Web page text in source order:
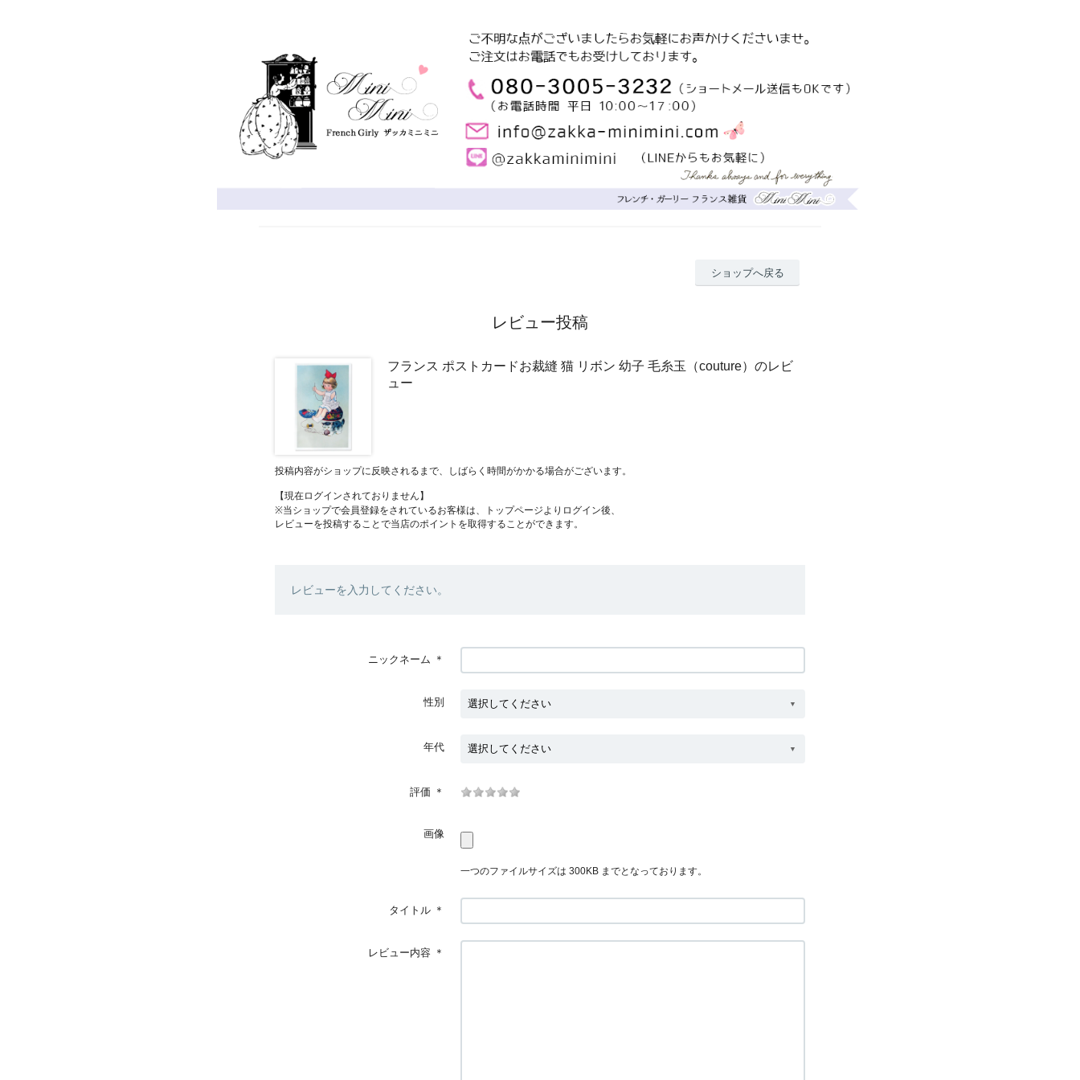
ショップへ戻る
レビュー投稿
フランス ポストカードお裁縫 猫 リボン 幼子 毛糸玉（couture）のレビ
ュー
投稿内容がショップに反映されるまで、しばらく時間がかかる場合がございます。
【現在ログインされておりません】
※当ショップで会員登録をされているお客様は、トップページよりログイン後、
レビューを投稿することで当店のポイントを取得することができます。
レビューを入力してください。
ニックネーム ＊
性別
年代
評価 ＊
画像
一つのファイルサイズは 300KB までとなっております。
タイトル ＊
レビュー内容 ＊